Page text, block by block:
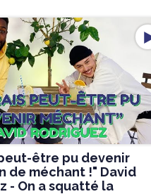
être pu devenir
de méchant !" David
- On a squatté la